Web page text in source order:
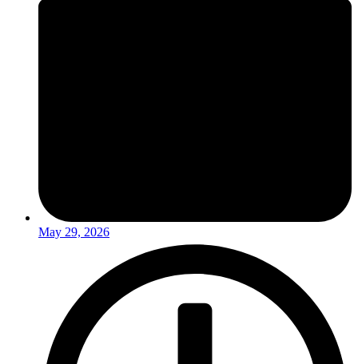
May 29, 2026